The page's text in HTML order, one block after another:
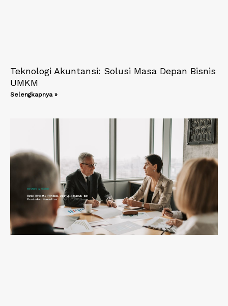
Teknologi Akuntansi: Solusi Masa Depan Bisnis
UMKM
Selengkapnya »